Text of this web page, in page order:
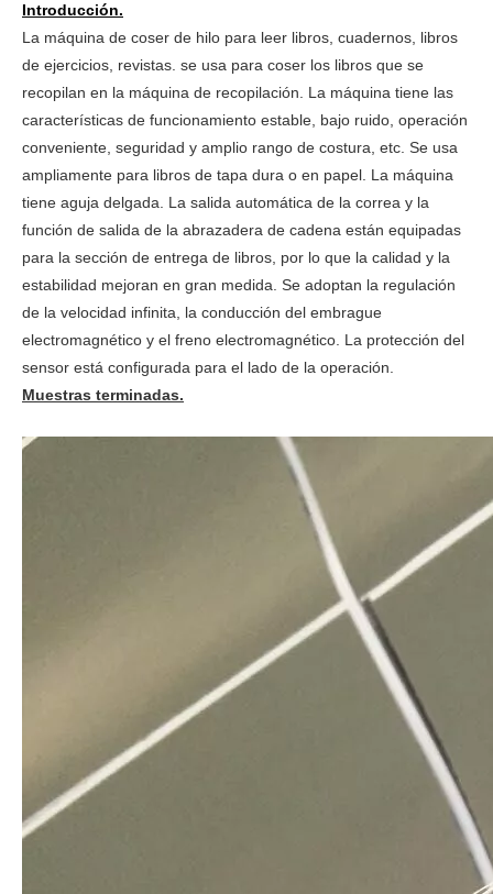
Introducción.
La máquina de coser de hilo para leer libros, cuadernos, libros
de ejercicios, revistas. se usa para coser los libros que se
recopilan en la máquina de recopilación. La máquina tiene las
características de funcionamiento estable, bajo ruido, operación
conveniente, seguridad y amplio rango de costura, etc. Se usa
ampliamente para libros de tapa dura o en papel. La máquina
tiene aguja delgada. La salida automática de la correa y la
función de salida de la abrazadera de cadena están equipadas
para la sección de entrega de libros, por lo que la calidad y la
estabilidad mejoran en gran medida. Se adoptan la regulación
de la velocidad infinita, la conducción del embrague
electromagnético y el freno electromagnético. La protección del
sensor está configurada para el lado de la operación.
Muestras terminadas.